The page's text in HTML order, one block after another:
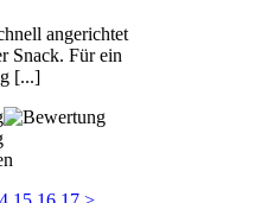
angerichtet
Snack. Für ein
[...]